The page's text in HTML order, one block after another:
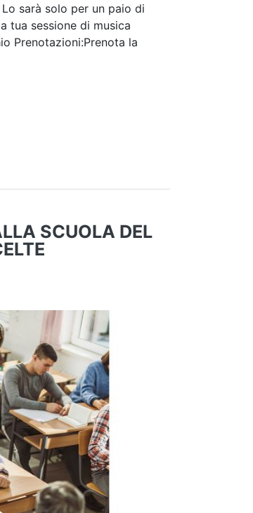
sarà solo per un paio di
tua sessione di musica
Prenotazioni:Prenota la
SCUOLA DEL